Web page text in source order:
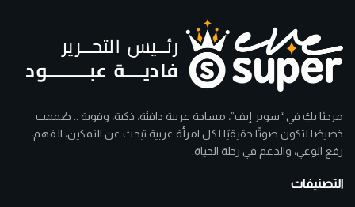
مرحبًا بكِ في “سوبر إيف”، مساحة عربية دافئة، ذكية، وقوية .. صُممت
خصيصًا لتكون صوتًا حقيقيًا لكل امرأة عربية تبحث عن التمكين، الفهم،
رفع الوعي، والدعم في رحلة الحياة.
التصنيفات